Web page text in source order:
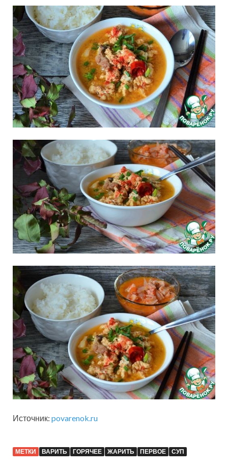
Источник: povarenok.ru
МЕТКИ ВАРИТЬ ГОРЯЧЕЕ ЖАРИТЬ ПЕРВОЕ СУП